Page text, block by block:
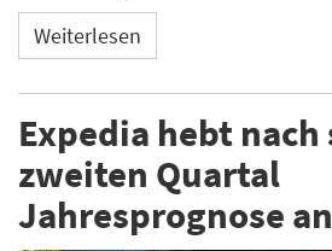
Weiterlesen
Expedia hebt nach
zweiten Quartal
Jahresprognose an